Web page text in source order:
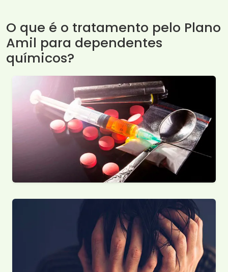
O que é o tratamento pelo Plano
Amil para dependentes
químicos?